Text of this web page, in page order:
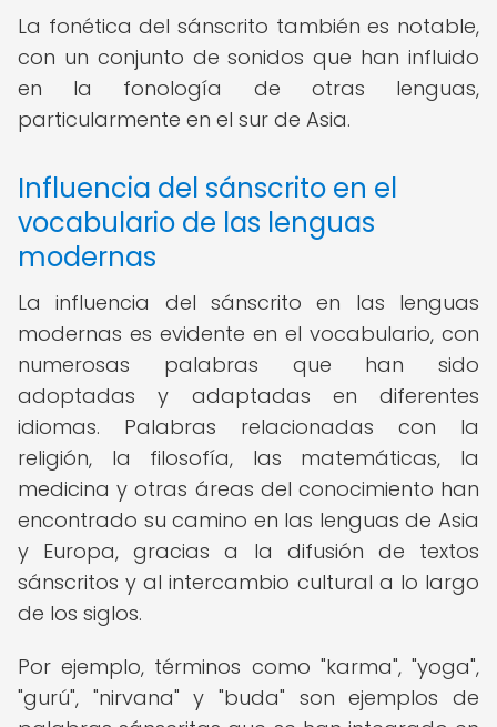
La fonética del sánscrito también es notable,
con un conjunto de sonidos que han influido
en la fonología de otras lenguas,
particularmente en el sur de Asia.
Influencia del sánscrito en el
vocabulario de las lenguas
modernas
La influencia del sánscrito en las lenguas
modernas es evidente en el vocabulario, con
numerosas palabras que han sido
adoptadas y adaptadas en diferentes
idiomas. Palabras relacionadas con la
religión, la filosofía, las matemáticas, la
medicina y otras áreas del conocimiento han
encontrado su camino en las lenguas de Asia
y Europa, gracias a la difusión de textos
sánscritos y al intercambio cultural a lo largo
de los siglos.
Por ejemplo, términos como "karma", "yoga",
"gurú", "nirvana" y "buda" son ejemplos de